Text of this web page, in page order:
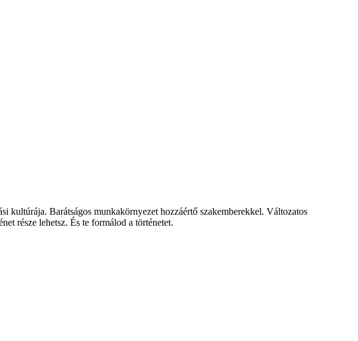
kultúrája. Barátságos munkakörnyezet hozzáértő szakemberekkel. Változatos
része lehetsz. És te formálod a történetet.